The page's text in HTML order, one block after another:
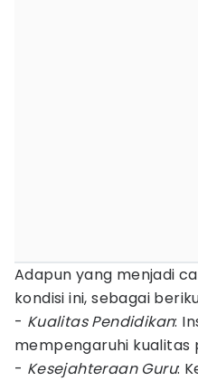
Adapun yang menjadi
kondisi ini, sebagai
- Kualitas Pendidikan:
mempengaruhi kualitas
- Kesejahteraan Guru: